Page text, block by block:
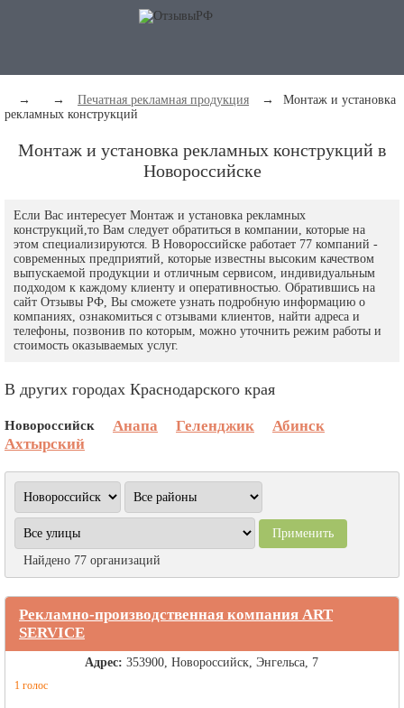
→ → Печатная рекламная продукция →
Монтаж и установка
рекламных конструкций
Монтаж и установка рекламных конструкций в
Новороссийске
Если Вас интересует Монтаж и установка рекламных
конструкций,то Вам следует обратиться в компании, которые на
этом специализируются. В Новороссийске работает 77 компаний -
современных предприятий, которые известны высоким качеством
выпускаемой продукции и отличным сервисом, индивидуальным
подходом к каждому клиенту и оперативностью. Обратившись на
сайт Отзывы РФ, Вы сможете узнать подробную информацию о
компаниях, ознакомиться с отзывами клиентов, найти адреса и
телефоны, позвонив по которым, можно уточнить режим работы и
стоимость оказываемых услуг.
В других городах Краснодарского края
Новороссийск Анапа Геленджик
Абинск
Ахтырский
Найдено 77 организаций
Рекламно-производственная компания ART
SERVICE
1 голос
Адрес: 353900, Новороссийск, Энгельса, 7